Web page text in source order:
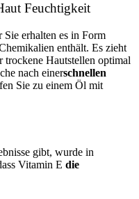
Feuchtigkeit
erhalten es in Form
enthält. Es zieht
trockene Hautstellen optimal
nach einerschnellen
Sie zu einem Öl mit
gibt, wurde in
Vitamin E die